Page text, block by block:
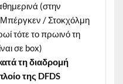
(στην
/ Στοκχόλμη
τότε το πρωινό τη
σε box)
τη διαδρομή
της DFDS